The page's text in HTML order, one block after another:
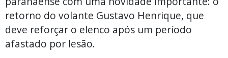
retorno do volante Gustavo Henrique, que
deve reforçar o elenco após um período
afastado por lesão.